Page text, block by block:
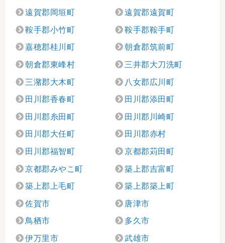
遠賀郡岡垣町 遠賀郡遠賀町
鞍手郡小竹町 鞍手郡鞍手町
嘉穂郡桂川町 朝倉郡筑前町
朝倉郡東峰村 三井郡大刀洗町
三潴郡大木町 八女郡広川町
田川郡香春町 田川郡添田町
田川郡糸田町 田川郡川崎町
田川郡大任町 田川郡赤村
田川郡福智町 京都郡苅田町
京都郡みやこ町 築上郡吉富町
築上郡上毛町 築上郡築上町
佐賀市 唐津市
鳥栖市 多久市
伊万里市 武雄市